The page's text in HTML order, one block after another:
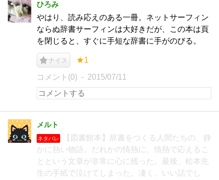
ひろみ
やはり、読み応えのある一冊。ネットサーフィン
ならぬ辞書サーフィンは大好きだが、この本は頁
を閉じると、すぐに手短な辞書に手がのびる。
ナイス ★1
コメント(0) 2015/07/11
メルト
ネタバレ
【図書館本】辞書をつくる人間たちの、静
かに熱い物語。だれかの情熱に、情熱で応えるこ
とという文章が非常に心に残った。最後、松本先
生の手紙で泣けてしまった。凄く、いい話でし